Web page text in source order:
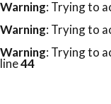
Warning: Trying to
Warning: Trying to
Warning: Trying to
line44